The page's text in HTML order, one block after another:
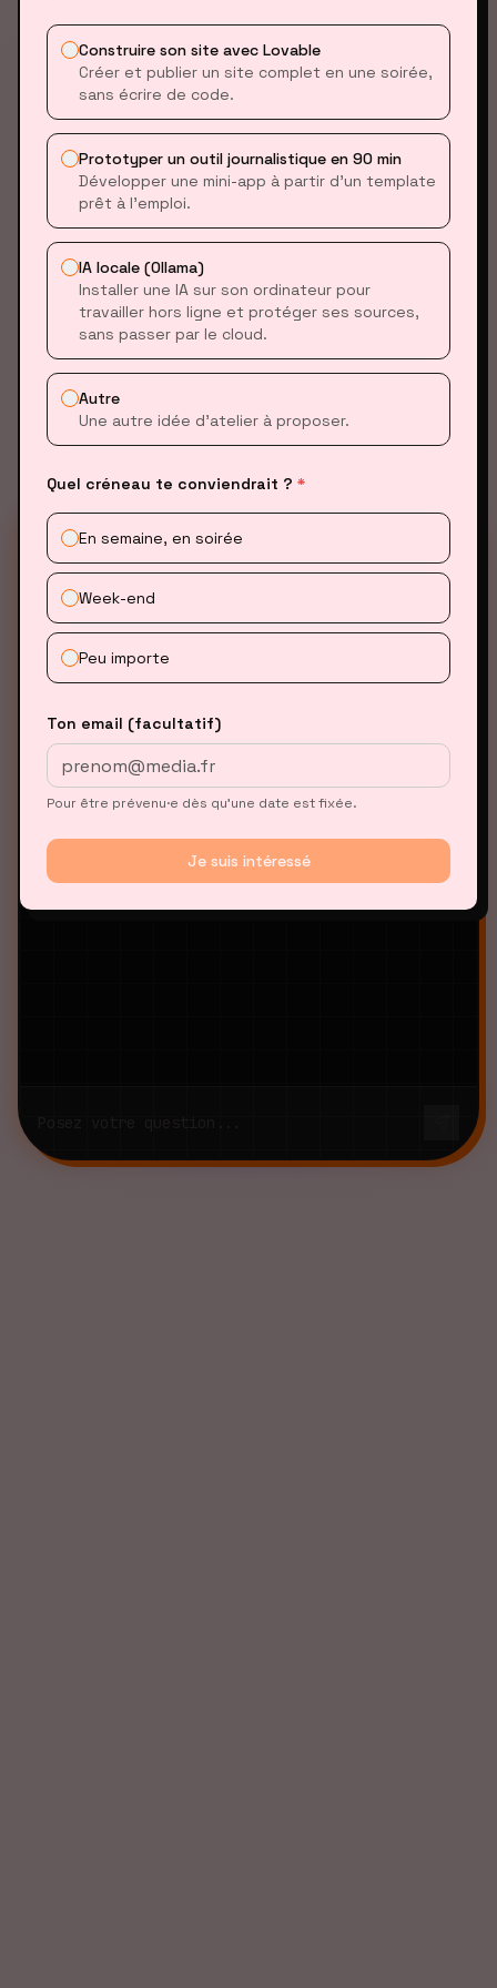
code.
PROCHAINS RENDEZ-VOUS
ATELIER
ATELIER VIBE CODING — FESTIVAL DE L'INFO LOCALE· NANTES
25 sept. 2026
FORMATION VIBE CODING — SAMSA
8 oct. 2026, 2 déc. 2026
EXPLORER LES MODULES
TROUVER MON PARCOURS
VIBECODING-EDITOR.VIBE
Vibecoding Assistant v1.0
Bonjour ! Je suis ici pour vous accompagner
dans l'apprentissage du Vibe Coding. Que
voulez-vous savoir ?
Comment créer une extension Chrome ?
Comment utiliser Lovable ?
Construire son site avec Lovable
Créer et publier un site complet en une soirée,
sans écrire de code.
Prototyper un outil journalistique en 90 min
Développer une mini-app à partir d’un template
prêt à l’emploi.
IA locale (Ollama)
Installer une IA sur son ordinateur pour
travailler hors ligne et protéger ses sources,
sans passer par le cloud.
Autre
Une autre idée d’atelier à proposer.
Quel créneau te conviendrait ? *
En semaine, en soirée
Week-end
Peu importe
Ton email (facultatif)
Pour être prévenu·e dès qu’une date est fixée.
Je suis intéressé